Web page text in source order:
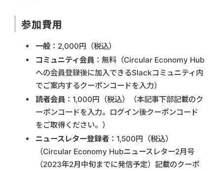
参加費用
一般 ：2,000円（税込）
コミュニティ会員 ：無料（Circular Economy Hub
への会員登録後に加入できるSlackコミュニティ内
でご案内するクーポンコードを入力）
読者会員 ：1,000円（税込）（本記事下部記載のク
ーポンコードを入力。ログイン後クーポンコード
をご取得ください。）
ニュースレター登録者 ：1,500円（税込）
（Circular Economy Hubニュースレター2月号
（2023年2月中旬までに発信予定）記載のクーポ